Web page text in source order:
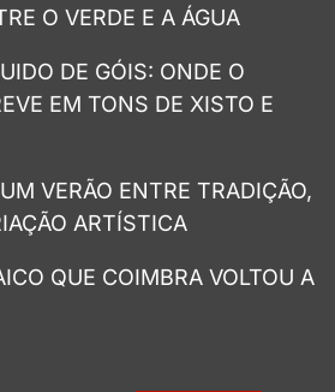
O VERDE E A ÁGUA
DE GÓIS: ONDE O
EM TONS DE XISTO E
VERÃO ENTRE TRADIÇÃO,
ARTÍSTICA
QUE COIMBRA VOLTOU A